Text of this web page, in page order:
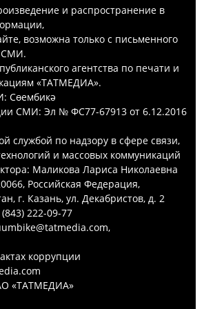
и распространение в
возможна только с письменного
СМИ.
агентства по печати и
«ТАТМЕДИА».
Сөембикә
СМИ: Эл № ФС77-67913 от 6.12.2016
службой по надзору в сфере связи,
и массовых коммуникаций
Маликова Лариса Николаевна
Российская Федерация,
г. Казань, ул. Декабристов, д. 2
222-09-77
коррупции
«ТАТМЕДИА»